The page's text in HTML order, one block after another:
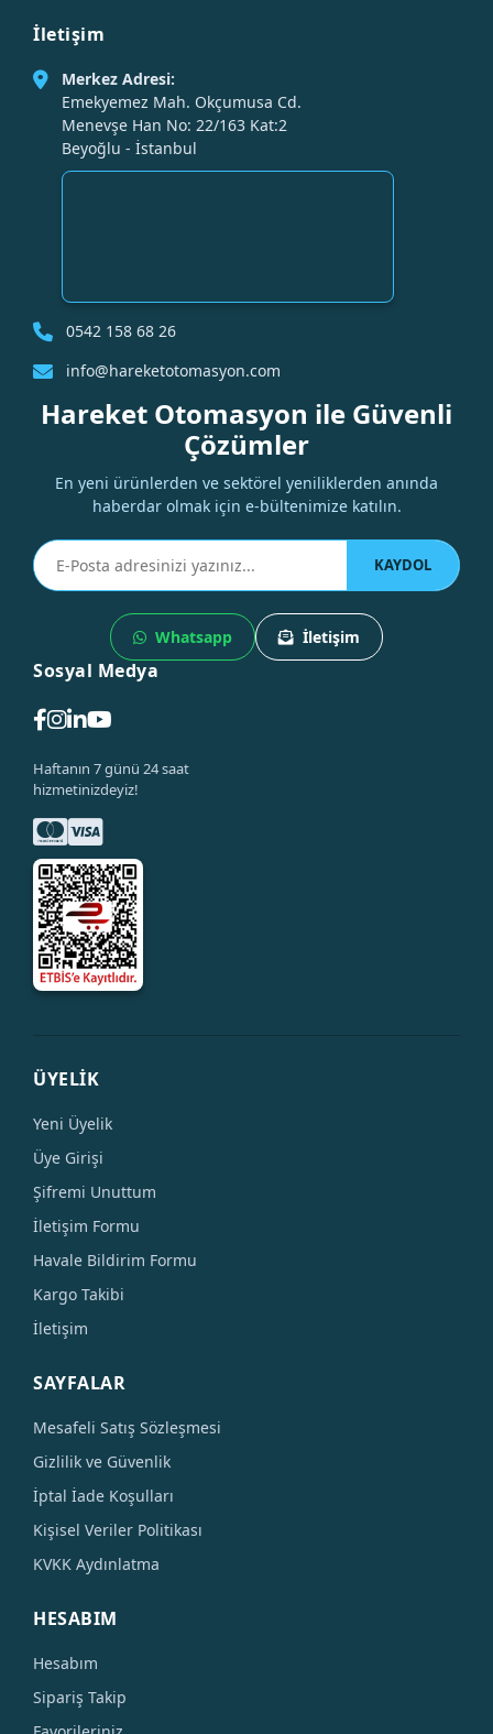
İletişim
Merkez Adresi:
Emekyemez Mah. Okçumusa Cd.
Menevşe Han No: 22/163 Kat:2
Beyoğlu - İstanbul
0542 158 68 26
info@hareketotomasyon.com
Hareket Otomasyon ile Güvenli
Çözümler
En yeni ürünlerden ve sektörel yeniliklerden anında
haberdar olmak için e-bültenimize katılın.
KAYDOL
Whatsapp İletişim
Sosyal Medya
Haftanın 7 günü 24 saat
hizmetinizdeyiz!
ÜYELİK
Yeni Üyelik
Üye Girişi
Şifremi Unuttum
İletişim Formu
Havale Bildirim Formu
Kargo Takibi
İletişim
SAYFALAR
Mesafeli Satış Sözleşmesi
Gizlilik ve Güvenlik
İptal İade Koşulları
Kişisel Veriler Politikası
KVKK Aydınlatma
HESABIM
Hesabım
Sipariş Takip